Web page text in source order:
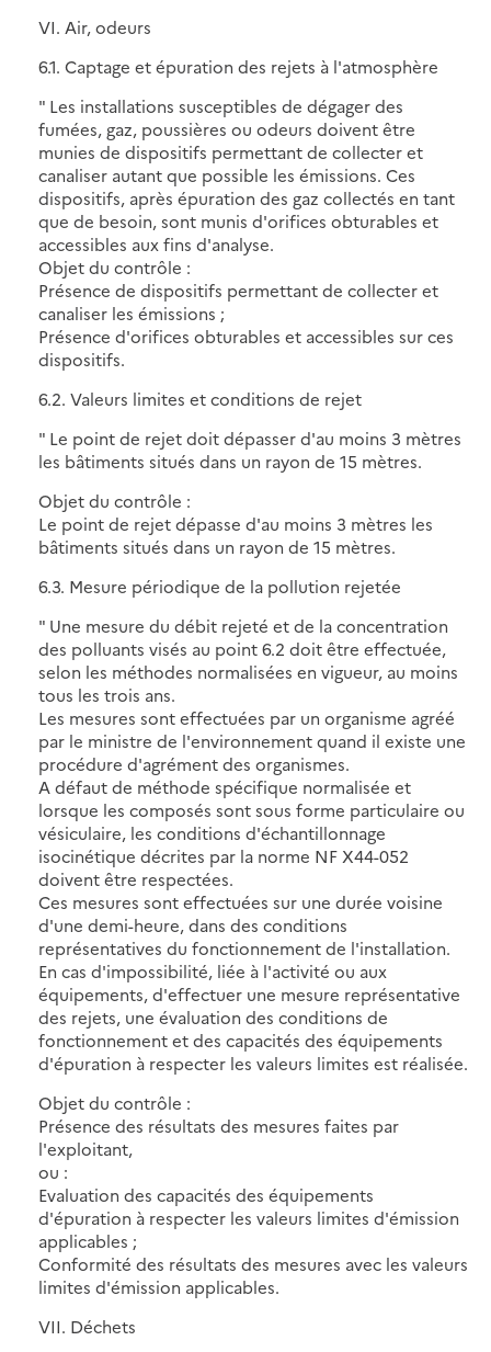
VI. Air, odeurs
6.1. Captage et épuration des rejets à l'atmosphère
" Les installations susceptibles de dégager des
fumées, gaz, poussières ou odeurs doivent être
munies de dispositifs permettant de collecter et
canaliser autant que possible les émissions. Ces
dispositifs, après épuration des gaz collectés en tant
que de besoin, sont munis d'orifices obturables et
accessibles aux fins d'analyse.
Objet du contrôle :
Présence de dispositifs permettant de collecter et
canaliser les émissions ;
Présence d'orifices obturables et accessibles sur ces
dispositifs.
6.2. Valeurs limites et conditions de rejet
" Le point de rejet doit dépasser d'au moins 3 mètres
les bâtiments situés dans un rayon de 15 mètres.
Objet du contrôle :
Le point de rejet dépasse d'au moins 3 mètres les
bâtiments situés dans un rayon de 15 mètres.
6.3. Mesure périodique de la pollution rejetée
" Une mesure du débit rejeté et de la concentration
des polluants visés au point 6.2 doit être effectuée,
selon les méthodes normalisées en vigueur, au moins
tous les trois ans.
Les mesures sont effectuées par un organisme agréé
par le ministre de l'environnement quand il existe une
procédure d'agrément des organismes.
A défaut de méthode spécifique normalisée et
lorsque les composés sont sous forme particulaire ou
vésiculaire, les conditions d'échantillonnage
isocinétique décrites par la norme NF X44-052
doivent être respectées.
Ces mesures sont effectuées sur une durée voisine
d'une demi-heure, dans des conditions
représentatives du fonctionnement de l'installation.
En cas d'impossibilité, liée à l'activité ou aux
équipements, d'effectuer une mesure représentative
des rejets, une évaluation des conditions de
fonctionnement et des capacités des équipements
d'épuration à respecter les valeurs limites est réalisée.
Objet du contrôle :
Présence des résultats des mesures faites par
l'exploitant,
ou :
Evaluation des capacités des équipements
d'épuration à respecter les valeurs limites d'émission
applicables ;
Conformité des résultats des mesures avec les valeurs
limites d'émission applicables.
VII. Déchets